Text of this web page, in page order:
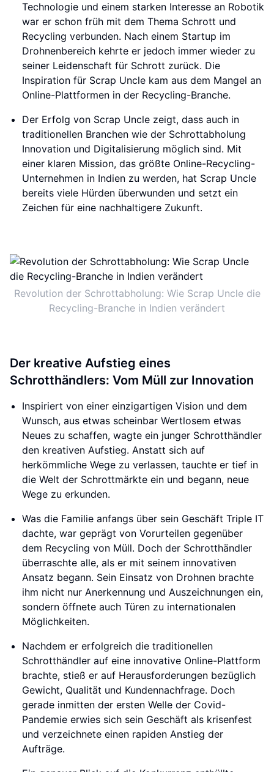
Technologie und einem starken Interesse an Robotik
war er schon früh mit dem Thema Schrott und
Recycling verbunden. Nach einem Startup im
Drohnenbereich kehrte er jedoch immer wieder zu
seiner Leidenschaft für Schrott zurück. Die
Inspiration für Scrap Uncle kam aus dem Mangel an
Online-Plattformen in der Recycling-Branche.
Der Erfolg von Scrap Uncle zeigt, dass auch in
traditionellen Branchen wie der Schrottabholung
Innovation und Digitalisierung möglich sind. Mit
einer klaren Mission, das größte Online-Recycling-
Unternehmen in Indien zu werden, hat Scrap Uncle
bereits viele Hürden überwunden und setzt ein
Zeichen für eine nachhaltigere Zukunft.
Revolution der Schrottabholung: Wie Scrap Uncle die
Recycling-Branche in Indien verändert
Der kreative Aufstieg eines
Schrotthändlers: Vom Müll zur Innovation
Inspiriert von einer einzigartigen Vision und dem
Wunsch, aus etwas scheinbar Wertlosem etwas
Neues zu schaffen, wagte ein junger Schrotthändler
den kreativen Aufstieg. Anstatt sich auf
herkömmliche Wege zu verlassen, tauchte er tief in
die Welt der Schrottmärkte ein und begann, neue
Wege zu erkunden.
Was die Familie anfangs über sein Geschäft Triple IT
dachte, war geprägt von Vorurteilen gegenüber
dem Recycling von Müll. Doch der Schrotthändler
überraschte alle, als er mit seinem innovativen
Ansatz begann. Sein Einsatz von Drohnen brachte
ihm nicht nur Anerkennung und Auszeichnungen ein,
sondern öffnete auch Türen zu internationalen
Möglichkeiten.
Nachdem er erfolgreich die traditionellen
Schrotthändler auf eine innovative Online-Plattform
brachte, stieß er auf Herausforderungen bezüglich
Gewicht, Qualität und Kundennachfrage. Doch
gerade inmitten der ersten Welle der Covid-
Pandemie erwies sich sein Geschäft als krisenfest
und verzeichnete einen rapiden Anstieg der
Aufträge.